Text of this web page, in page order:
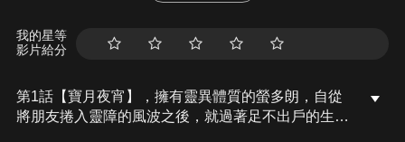
我的星等
影片給分
第1話【寶月夜宵】，擁有靈異體質的螢多朗，自從
將朋友捲入靈障的風波之後，就過著足不出戶的生